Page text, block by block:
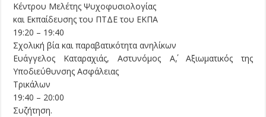
Κέντρου Μελέτης Ψυχοφυσιολογίας
και Εκπαίδευσης του ΠΤΔΕ του ΕΚΠΑ
19:20 – 19:40
Σχολική βία και παραβατικότητα ανηλίκων
Ευάγγελος Καταραχιάς, Αστυνόμος Α΄, Αξιωματικός της
Υποδιεύθυνσης Ασφάλειας
Τρικάλων
19:40 – 20:00
Συζήτηση.